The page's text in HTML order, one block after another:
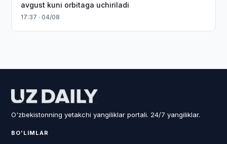
avgust kuni orbitaga uchiriladi
17:37 · 04/08
O'zbekistonning yetakchi yangiliklar portali. 24/7 yangiliklar.
BO'LIMLAR